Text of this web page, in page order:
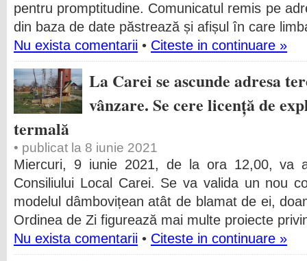
pentru promptitudine. Comunicatul remis pe
din baza de date păstrează și afișul în care
Nu exista comentarii • Citeste in continuare »
La Carei se ascunde adresa
vânzare. Se cere licență de
termală
• publicat la 8 iunie 2021
Miercuri, 9 iunie 2021, de la ora 12,00, va
Consiliului Local Carei. Se va valida un nou
modelul dâmbovițean atât de blamat de ei,
Ordinea de Zi figurează mai multe proiecte
Nu exista comentarii • Citeste in continuare »